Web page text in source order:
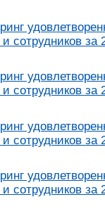
сотрудников за
сотрудников за
сотрудников за
сотрудников за